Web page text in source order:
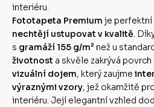
interiéru.
Fototapeta Premium je
nechtějí ustupovat v kvalitě .
s gramáží 155 g/m² než u
životnost a skvěle zakrývá
vizuální dojem, který zaujme
výraznými vzory, jež okamžitě
interiéru. Její elegantní vzhled